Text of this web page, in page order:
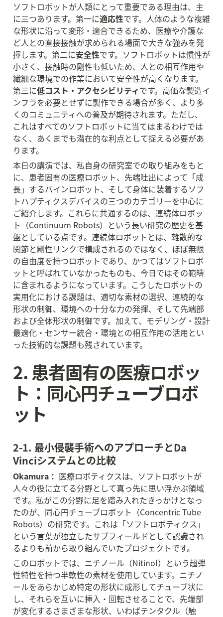
ソフトロボットが人類にとって重要である理由は、主
に三つあります。第一に適応性です。人体のような複雑
な形状に沿って変形・適合できるため、医療や介護な
ど人との直接接触が求められる場面で大きな強みを発
揮します。第二に安全性です。ソフトロボットは慣性が
小さく、接触時の剛性も低いため、人との相互作用や
繊細な環境での作業において安全性が高くなります。
第三に低コスト・アクセシビリティです。高価な製造イ
ンフラを必要とせずに製作できる場合が多く、より多
くのコミュニティへの普及が期待されます。ただし、
これはすべてのソフトロボットに当てはまるわけでは
なく、あくまでも潜在的な利点として捉える必要があ
ります。
本日の講演では、私自身の研究室での取り組みをもと
に、患者固有の医療ロボット、先端吐出によって「成
長」するバインロボット、そして身体に装着するソフ
トハプティクスデバイスの三つのカテゴリーを中心に
ご紹介します。これらに共通するのは、連続体ロボッ
ト（Continuum Robots）という長い研究の歴史を基
盤としている点です。連続体ロボットとは、離散的な
関節と剛性リンクで構成されるのではなく、ほぼ無限
の自由度を持つロボットであり、かつてはソフトロボ
ットと呼ばれていなかったものも、今日ではその範疇
に含まれるようになっています。こうしたロボットの
実用化における課題は、適切な素材の選択、連続的な
形状の制御、環境への十分な力の発揮、そして先端部
および全体形状の制御です。加えて、モデリング・設計
最適化・センサー統合・環境との相互作用の活用とい
った技術的な課題も残されています。
2. 患者固有の医療ロボッ
ト：同心円チューブロボ
ット
2-1. 最小侵襲手術へのアプローチとDa
Vinciシステムとの比較
Okamura： 医療ロボティクスは、ソフトロボットが
人々の役に立てる分野として真っ先に思い浮かぶ領域
です。私がこの分野に足を踏み入れたきっかけとなっ
たのが、同心円チューブロボット（Concentric Tube
Robots）の研究です。これは「ソフトロボティクス」
という言葉が独立したサブフィールドとして認識され
るよりも前から取り組んでいたプロジェクトです。
このロボットでは、ニチノール（Nitinol）という超弾
性特性を持つ半軟性の素材を使用しています。ニチノ
ールをあらかじめ特定の形状に成形してチューブ状に
し、それらを互いに挿入・回転させることで、先端部
が変化するさまざまな形状、いわばテンタクル（触